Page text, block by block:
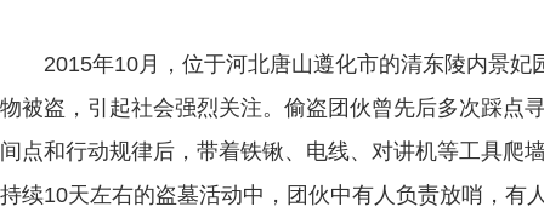
2015年10月，位于河北唐山遵化市的清东陵内景妃
物被盗，引起社会强烈关注。偷盗团伙曾先后多次踩点
间点和行动规律后，带着铁锹、电线、对讲机等工具爬
持续10天左右的盗墓活动中，团伙中有人负责放哨，有